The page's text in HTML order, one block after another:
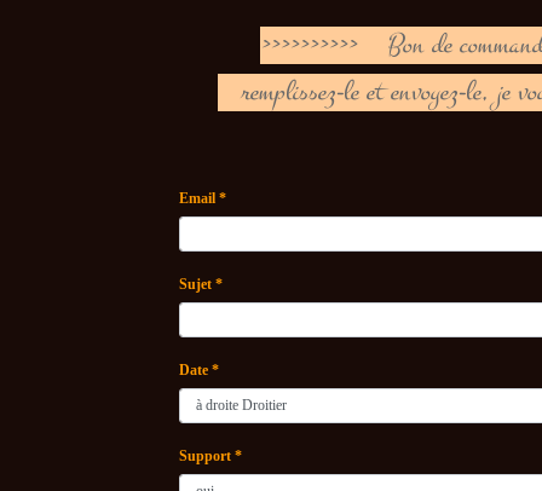
>>>>>>>>>>
Bon de
remplissez-le et envoyez-le, je
Email *
Sujet *
Date *
Support *